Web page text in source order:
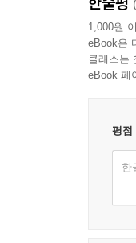
1,000원
eBook은
클래스는
eBook 페
평점
한